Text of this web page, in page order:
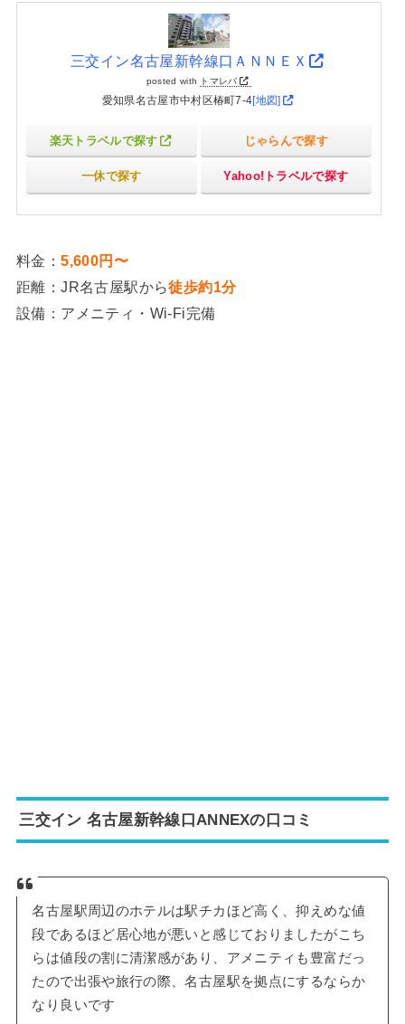
三交イン名古屋新幹線口ＡＮＮＥＸ
posted with トマレバ
愛知県名古屋市中村区椿町7-4[地図]
楽天トラベルで探す じゃらんで探す
一休で探す Yahoo!トラベルで探す
料金：5,600円〜
距離：JR名古屋駅から徒歩約1分
設備：アメニティ・Wi-Fi完備
三交イン 名古屋新幹線口ANNEXの口コミ
名古屋駅周辺のホテルは駅チカほど高く、抑えめな値
段であるほど居心地が悪いと感じておりましたがこち
らは値段の割に清潔感があり、アメニティも豊富だっ
たので出張や旅行の際、名古屋駅を拠点にするならか
なり良いです